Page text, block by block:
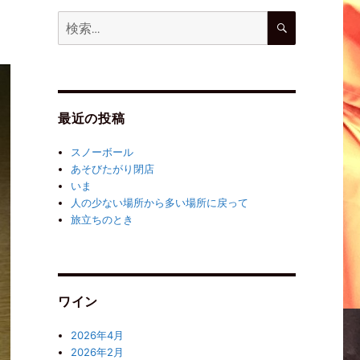
最近の投稿
スノーボール
あそびたがり閉店
いま
人の少ない場所から多い場所に戻って
旅立ちのとき
ワイン
2026年4月
2026年2月